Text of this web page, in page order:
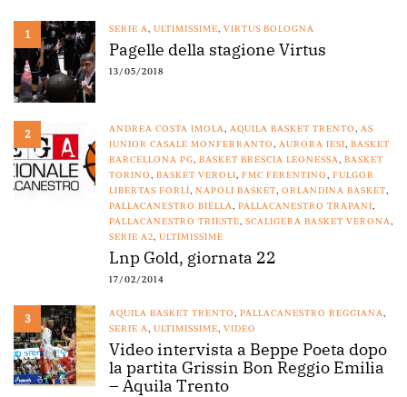
1 SERIE A, ULTIMISSIME, VIRTUS BOLOGNA
Pagelle della stagione Virtus
13/05/2018
2 ANDREA COSTA IMOLA, AQUILA BASKET TRENTO, AS
JUNIOR CASALE MONFERRANTO, AURORA JESI, BASKET
BARCELLONA PG, BASKET BRESCIA LEONESSA, BASKET
TORINO, BASKET VEROLI, FMC FERENTINO, FULGOR
LIBERTAS FORLÌ, NAPOLI BASKET, ORLANDINA BASKET,
PALLACANESTRO BIELLA, PALLACANESTRO TRAPANI,
PALLACANESTRO TRIESTE, SCALIGERA BASKET VERONA,
SERIE A2, ULTIMISSIME
Lnp Gold, giornata 22
17/02/2014
3 AQUILA BASKET TRENTO, PALLACANESTRO REGGIANA,
SERIE A, ULTIMISSIME, VIDEO
Video intervista a Beppe Poeta dopo
la partita Grissin Bon Reggio Emilia
– Aquila Trento